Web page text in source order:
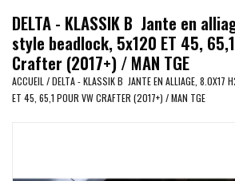
résultat
disponible.
Appuyez
sur
Entrée
VW T7 2025
VW T6
DELTA - KLASSIK B Jante en
style beadlock, 5x120 ET 45,
Crafter (2017+) / MAN TGE
ACCUEIL /DELTA - KLASSIK B JANTE EN ALLIAGE, 8.0X17
ET 45, 65,1 POUR VW CRAFTER (2017+) / MAN TGE